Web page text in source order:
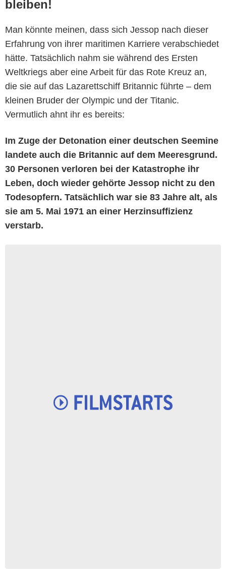
bleiben!
Man könnte meinen, dass sich Jessop nach dieser
Erfahrung von ihrer maritimen Karriere verabschiedet
hätte. Tatsächlich nahm sie während des Ersten
Weltkriegs aber eine Arbeit für das Rote Kreuz an,
die sie auf das Lazarettschiff Britannic führte – dem
kleinen Bruder der Olympic und der Titanic.
Vermutlich ahnt ihr es bereits:
Im Zuge der Detonation einer deutschen Seemine
landete auch die Britannic auf dem Meeresgrund.
30 Personen verloren bei der Katastrophe ihr
Leben, doch wieder gehörte Jessop nicht zu den
Todesopfern. Tatsächlich war sie 83 Jahre alt, als
sie am 5. Mai 1971 an einer Herzinsuffizienz
verstarb.